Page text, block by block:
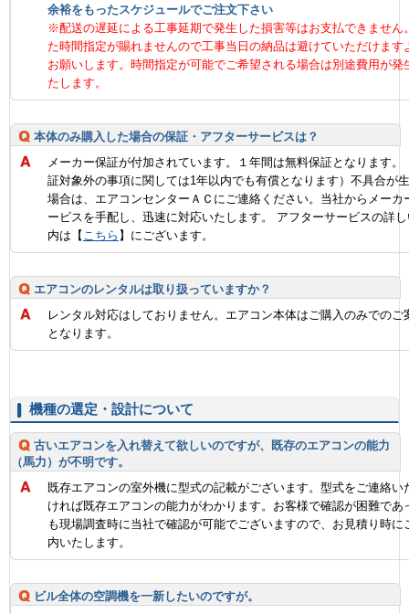
余裕をもったスケジュールでご注文下さい
※配送の遅延による工事延期で発生した損害等はお支払できません
た時間指定が賜れませんので工事当日の納品は避けていただけます
お願いします。時間指定が可能でご希望される場合は別途費用が発
たします。
本体のみ購入した場合の保証・アフターサービスは？
メーカー保証が付加されています。１年間は無料保証となります。
証対象外の事項に関しては1年以内でも有償となります）不具合が
場合は、エアコンセンターＡＣにご連絡ください。当社からメーカ
ービスを手配し、迅速に対応いたします。 アフターサービスの詳
内は【 こちら 】にございます。
エアコンのレンタルは取り扱っていますか？
レンタル対応はしておりません。エアコン本体はご購入のみでのご
となります。
機種の選定・設計について
古いエアコンを入れ替えて欲しいのですが、既存のエアコンの能力
（馬力）が不明です。
既存エアコンの室外機に型式の記載がございます。型式をご連絡い
ければ既存エアコンの能力がわかります。お客様で確認が困難であ
も現場調査時に当社で確認が可能でございますので、お見積り時に
内いたします。
ビル全体の空調機を一新したいのですが。